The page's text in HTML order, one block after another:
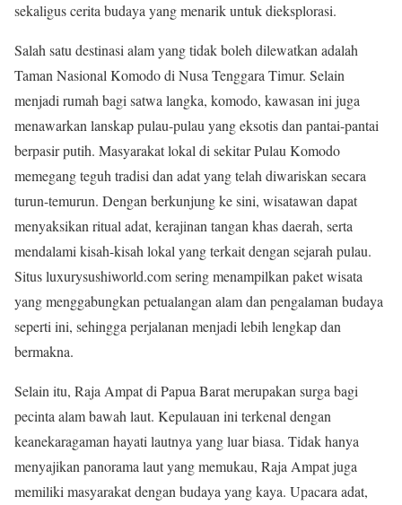
sekaligus cerita budaya yang menarik untuk dieksplorasi.
Salah satu destinasi alam yang tidak boleh dilewatkan adalah
Taman Nasional Komodo di Nusa Tenggara Timur. Selain
menjadi rumah bagi satwa langka, komodo, kawasan ini juga
menawarkan lanskap pulau-pulau yang eksotis dan pantai-pantai
berpasir putih. Masyarakat lokal di sekitar Pulau Komodo
memegang teguh tradisi dan adat yang telah diwariskan secara
turun-temurun. Dengan berkunjung ke sini, wisatawan dapat
menyaksikan ritual adat, kerajinan tangan khas daerah, serta
mendalami kisah-kisah lokal yang terkait dengan sejarah pulau.
Situs luxurysushiworld.com sering menampilkan paket wisata
yang menggabungkan petualangan alam dan pengalaman budaya
seperti ini, sehingga perjalanan menjadi lebih lengkap dan
bermakna.
Selain itu, Raja Ampat di Papua Barat merupakan surga bagi
pecinta alam bawah laut. Kepulauan ini terkenal dengan
keanekaragaman hayati lautnya yang luar biasa. Tidak hanya
menyajikan panorama laut yang memukau, Raja Ampat juga
memiliki masyarakat dengan budaya yang kaya. Upacara adat,